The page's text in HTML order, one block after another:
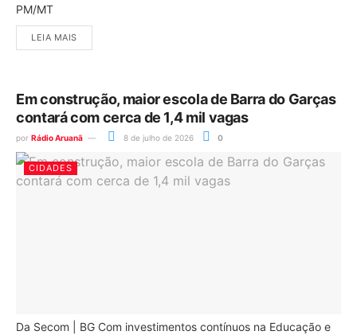
PM/MT
LEIA MAIS
Em construção, maior escola de Barra do Garças
contará com cerca de 1,4 mil vagas
por Rádio Aruanã 8 de julho de 2026 0
CIDADES
Da Secom | BG Com investimentos contínuos na Educação e